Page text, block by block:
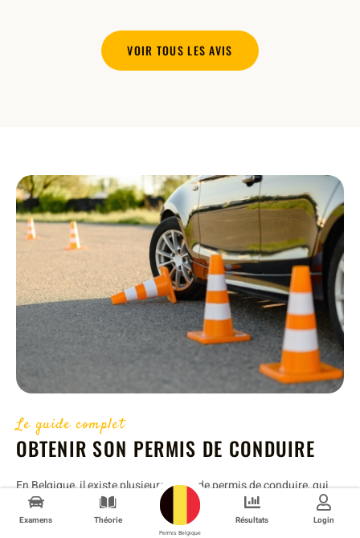
VOIR TOUS LES AVIS
Le guide complet
OBTENIR SON PERMIS DE CONDUIRE
En Belgique, il existe plusieurs types de permis de conduire, qui
varient en fonction du type de véhicule que tu souhaites conduire
et de l’âge du conducteur.
Examens Théorie
Permis Belgique
Résultats Login